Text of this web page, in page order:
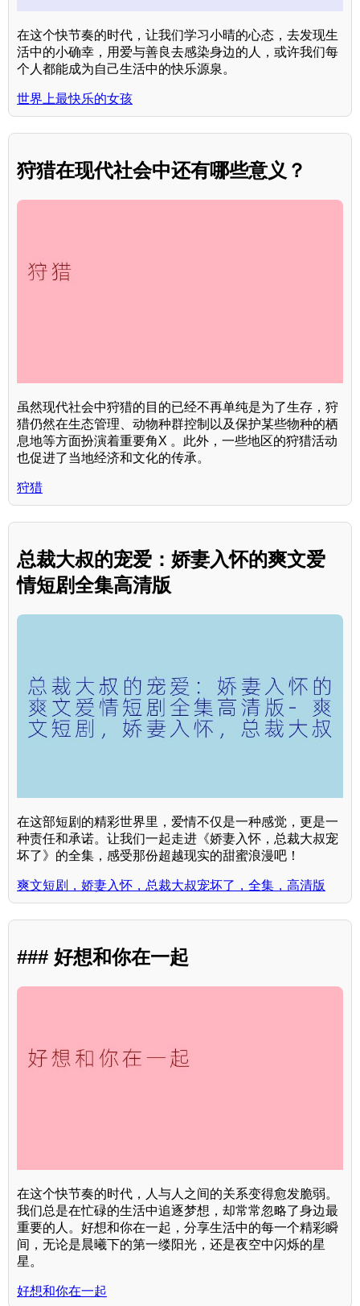
在这个快节奏的时代，让我们学习小晴的心态，去发现生
活中的小确幸，用爱与善良去感染身边的人，或许我们每
个人都能成为自己生活中的快乐源泉。
世界上最快乐的女孩
狩猎在现代社会中还有哪些意义？
虽然现代社会中狩猎的目的已经不再单纯是为了生存，狩
猎仍然在生态管理、动物种群控制以及保护某些物种的栖
息地等方面扮演着重要角X 。此外，一些地区的狩猎活动
也促进了当地经济和文化的传承。
狩猎
总裁大叔的宠爱：娇妻入怀的爽文爱
情短剧全集高清版
在这部短剧的精彩世界里，爱情不仅是一种感觉，更是一
种责任和承诺。让我们一起走进《娇妻入怀，总裁大叔宠
坏了》的全集，感受那份超越现实的甜蜜浪漫吧！
爽文短剧，娇妻入怀，总裁大叔宠坏了，全集，高清版
### 好想和你在一起
在这个快节奏的时代，人与人之间的关系变得愈发脆弱。
我们总是在忙碌的生活中追逐梦想，却常常忽略了身边最
重要的人。好想和你在一起，分享生活中的每一个精彩瞬
间，无论是晨曦下的第一缕阳光，还是夜空中闪烁的星
星。
好想和你在一起